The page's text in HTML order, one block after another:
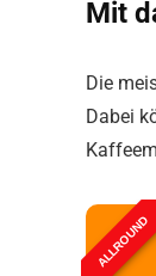
Mit
Die
Dabei
ALLROUND